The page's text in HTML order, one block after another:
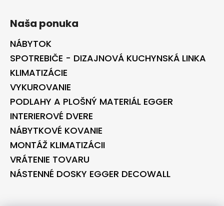
Naša ponuka
NÁBYTOK
SPOTREBIČE - DIZAJNOVÁ KUCHYNSKÁ LINKA
KLIMATIZÁCIE
VYKUROVANIE
PODLAHY A PLOŠNÝ MATERIÁL EGGER
INTERIEROVÉ DVERE
NÁBYTKOVÉ KOVANIE
MONTÁŽ KLIMATIZÁCII
VRÁTENIE TOVARU
NÁSTENNÉ DOSKY EGGER DECOWALL